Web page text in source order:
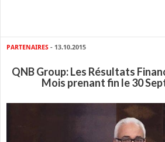
PARTENAIRES - 13.10.2015
QNB Group: Les Résultats
Mois prenant fin le 30